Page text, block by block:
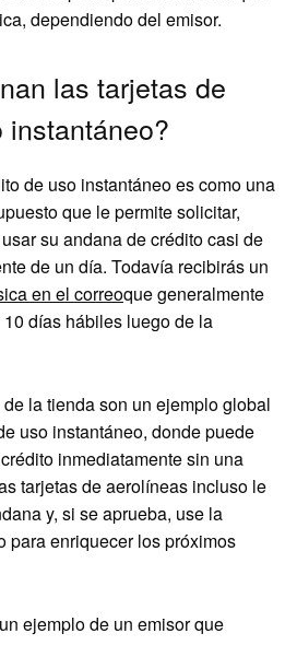
dependiendo del emisor.
las tarjetas de
de uso instantáneo es como una
que le permite solicitar,
su andana de crédito casi de
de un día. Todavía recibirás un
en el correoque generalmente
días hábiles luego de la
la tienda son un ejemplo global
uso instantáneo, donde puede
inmediatamente sin una
tarjetas de aerolíneas incluso le
y, si se aprueba, use la
para enriquecer los próximos
ejemplo de un emisor que